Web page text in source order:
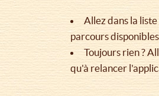
Allez dans la
parcours
Toujours rien ?
qu'à relancer